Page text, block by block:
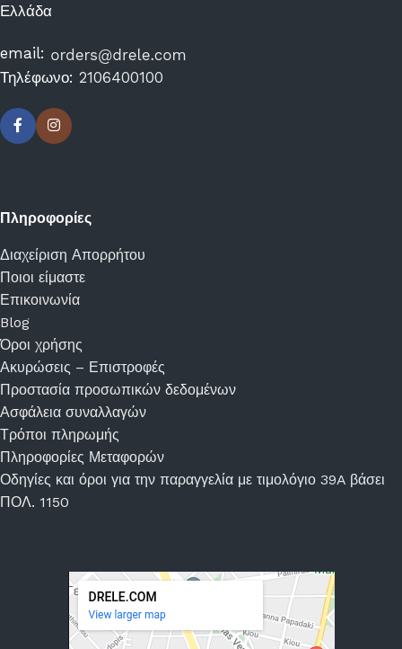
Ελλάδα
email:
Τηλέφωνο: 2106400100
Πληροφορίες
Διαχείριση Απορρήτου
Ποιοι είμαστε
Επικοινωνία
Blog
Όροι χρήσης
Ακυρώσεις – Επιστροφές
Προστασία προσωπικών δεδομένων
Ασφάλεια συναλλαγών
Τρόποι πληρωμής
Πληροφορίες Μεταφορών
Οδηγίες και όροι για την παραγγελία με τιμολόγιο 39A βάσει
ΠΟΛ. 1150